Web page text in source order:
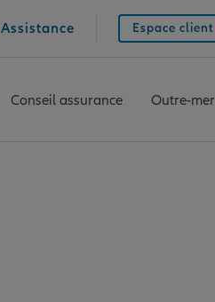
Assistance Espace client
Conseil assurance Outre-mer